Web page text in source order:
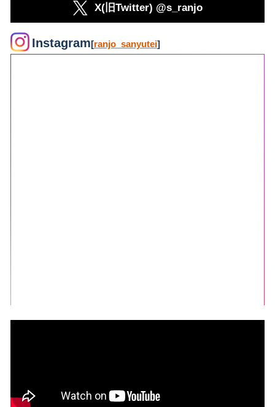
X(旧Twitter) @s_ranjo
Instagram[ranjo_sanyutei]